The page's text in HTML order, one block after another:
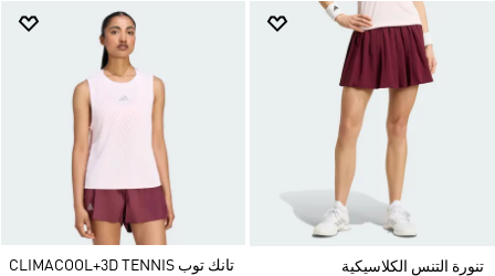
تنورة التنس الكلاسيكية
تانك توب CLIMACOOL+3D TENNIS